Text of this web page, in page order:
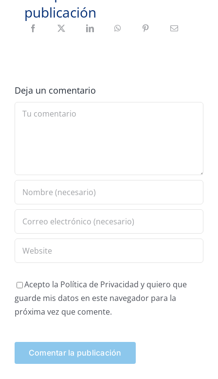
publicación
Deja un comentario
Comment
Acepto la Política de Privacidad y quiero que
guarde mis datos en este navegador para la
próxima vez que comente.